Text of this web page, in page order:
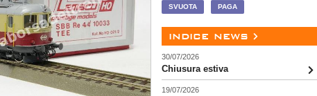
SVUOTA PAGA
indice news
30/07/2026
Chiusura estiva
19/07/2026